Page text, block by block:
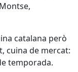
catalana però
cuina de mercat:
temporada.